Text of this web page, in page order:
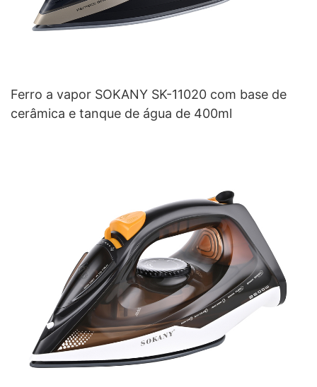
Ferro a vapor SOKANY SK-11020 com base de
cerâmica e tanque de água de 400ml